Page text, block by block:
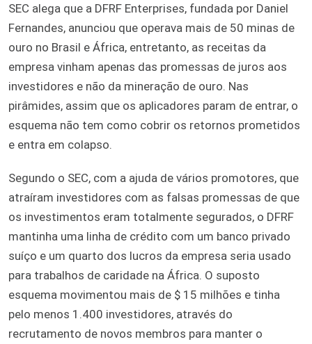
SEC alega que a DFRF Enterprises, fundada por Daniel
Fernandes, anunciou que operava mais de 50 minas de
ouro no Brasil e África, entretanto, as receitas da
empresa vinham apenas das promessas de juros aos
investidores e não da mineração de ouro. Nas
pirâmides, assim que os aplicadores param de entrar, o
esquema não tem como cobrir os retornos prometidos
e entra em colapso.
Segundo o SEC, com a ajuda de vários promotores, que
atraíram investidores com as falsas promessas de que
os investimentos eram totalmente segurados, o DFRF
mantinha uma linha de crédito com um banco privado
suíço e um quarto dos lucros da empresa seria usado
para trabalhos de caridade na África. O suposto
esquema movimentou mais de $ 15 milhões e tinha
pelo menos 1.400 investidores, através do
recrutamento de novos membros para manter o